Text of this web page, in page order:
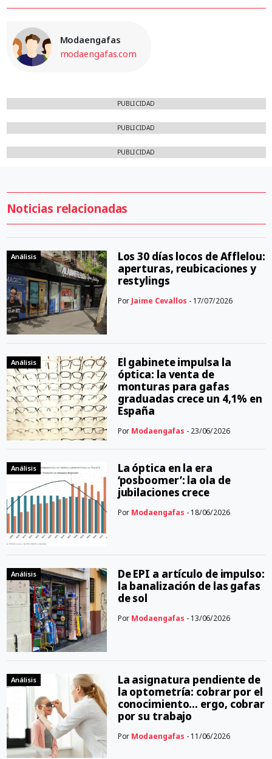
Modaengafas
modaengafas.com
PUBLICIDAD
PUBLICIDAD
PUBLICIDAD
Noticias relacionadas
Análisis
Los 30 días locos de Afflelou:
aperturas, reubicaciones y
restylings
Por Jaime Cevallos - 17/07/2026
Análisis
El gabinete impulsa la
óptica: la venta de
monturas para gafas
graduadas crece un 4,1% en
España
Por Modaengafas - 23/06/2026
Análisis
La óptica en la era
‘posboomer’: la ola de
jubilaciones crece
Por Modaengafas - 18/06/2026
Análisis
De EPI a artículo de impulso:
la banalización de las gafas
de sol
Por Modaengafas - 13/06/2026
Análisis
La asignatura pendiente de
la optometría: cobrar por el
conocimiento… ergo, cobrar
por su trabajo
Por Modaengafas - 11/06/2026